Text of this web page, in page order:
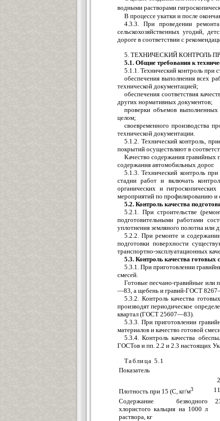
водными растворами
В процессе укатки и после
4.3.3. При проведении
сельскохозяйственных угодий,
дороге в соответствии с
5. ТЕХНИЧЕСКИЙ КОНТРОЛЬ
5.1. Общие требования к
5.1.1. Технический контроль при
обеспечения выполнения всех
технической документацией;
обеспечения соответствия
других нормативных документов;
проверки объемов
целом;
своевременного производства
технической документации.
5.1.2. Технический контроль,
покрытий осуществляют в
Качество содержания гравийных
содержания автомобильных дорог.
5.1.3. Технический контроль
стадии работ и включать
органических и
мероприятий по профилированию
5.2. Контроль качества
5.2.1. При строительстве
подготовительными работами
уплотнения земляного полотна или
5.2.2. При ремонте и
подготовки поверхности
транспортно-эксплуатационных
5.3. Контроль качества готовых
5.3.1. При приготовлении
смесей.
Готовые песчано-гравийные или
—83, а щебень и гравий-ГОСТ
5.3.2. Контроль качества
производят периодическое
квартал (ГОСТ 25607—83).
5.3.3. При приготовлении
материалов и качество готовой
5.3.4. Контроль качества
ГОСТов и пп. 2.2 и 2.3 настоящих
Таблица 5.1
Показатель
Плотность при 15 (С, кг/м3
Содержание безводного
хлористого кальция на 1000 л
раствора, кг